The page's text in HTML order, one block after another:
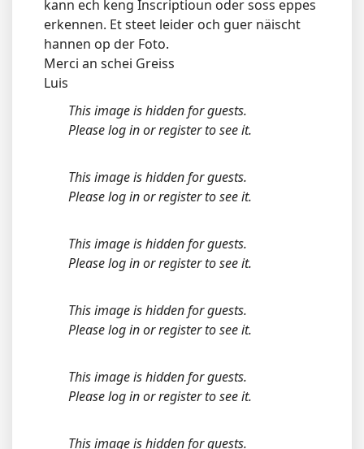
kann ech keng Inscriptioun oder soss eppes
erkennen. Et steet leider och guer näischt
hannen op der Foto.
Merci an schei Greiss
Luis
This image is hidden for guests.
Please log in or register to see it.
This image is hidden for guests.
Please log in or register to see it.
This image is hidden for guests.
Please log in or register to see it.
This image is hidden for guests.
Please log in or register to see it.
This image is hidden for guests.
Please log in or register to see it.
This image is hidden for guests.